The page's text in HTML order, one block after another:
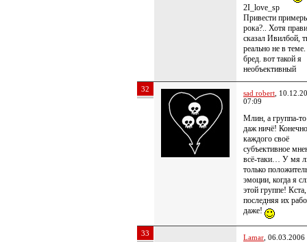
2I_love_sp
Привести
рока?.. Хотя
сказал Ивилбой,
реально не в
бред. вот такой я
необъективный
32 sad robert ,
07:09
Млин, а группа-
даж ничё!
каждого своё
субъективное
всё-таки… У мя
только
эмоции, когда я
этой группе! Кста,
последняя их
даже!
33 Lamar ,